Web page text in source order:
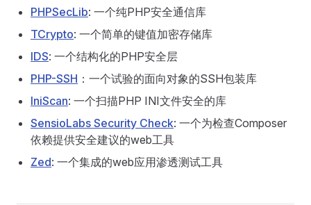
PHPSecLib: 一个纯PHP安全通信库
TCrypto: 一个简单的键值加密存储库
IDS: 一个结构化的PHP安全层
PHP-SSH ：一个试验的面向对象的SSH包装库
IniScan: 一个扫描PHP INI文件安全的库
SensioLabs Security Check: 一个为检查Composer
依赖提供安全建议的web工具
Zed: 一个集成的web应用渗透测试工具